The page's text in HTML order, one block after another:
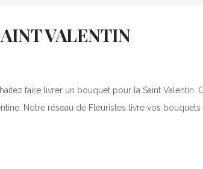
VALENTIN
faire livrer un bouquet pour la Saint
Notre réseau de Fleuristes livre vos